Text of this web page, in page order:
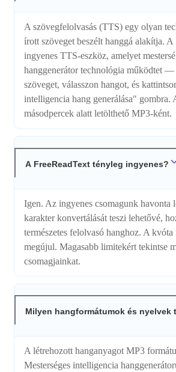
A szövegfelolvasás (TTS) egy olyan
írott szöveget beszélt hanggá alakítja.
ingyenes TTS-eszköz, amelyet
hanggenerátor technológia működtet —
szöveget, válasszon hangot, és
intelligencia hang generálása" gombra.
másodpercek alatt letölthető MP3-ként.
A FreeReadText tényleg ingyenes?
Igen. Az ingyenes csomagunk havonta
karakter konvertálását teszi lehetővé,
természetes felolvasó hanghoz. A
megújul. Magasabb limitekért tekintse
csomagjainkat.
Milyen hangformátumok és nyelvek
A létrehozott hanganyagot MP3
Mesterséges intelligencia